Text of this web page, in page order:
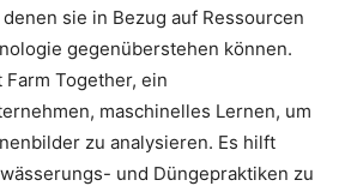
sie in Bezug auf Ressourcen
gegenüberstehen können.
Together, ein
maschinelles Lernen, um
zu analysieren. Es hilft
und Düngepraktiken zu